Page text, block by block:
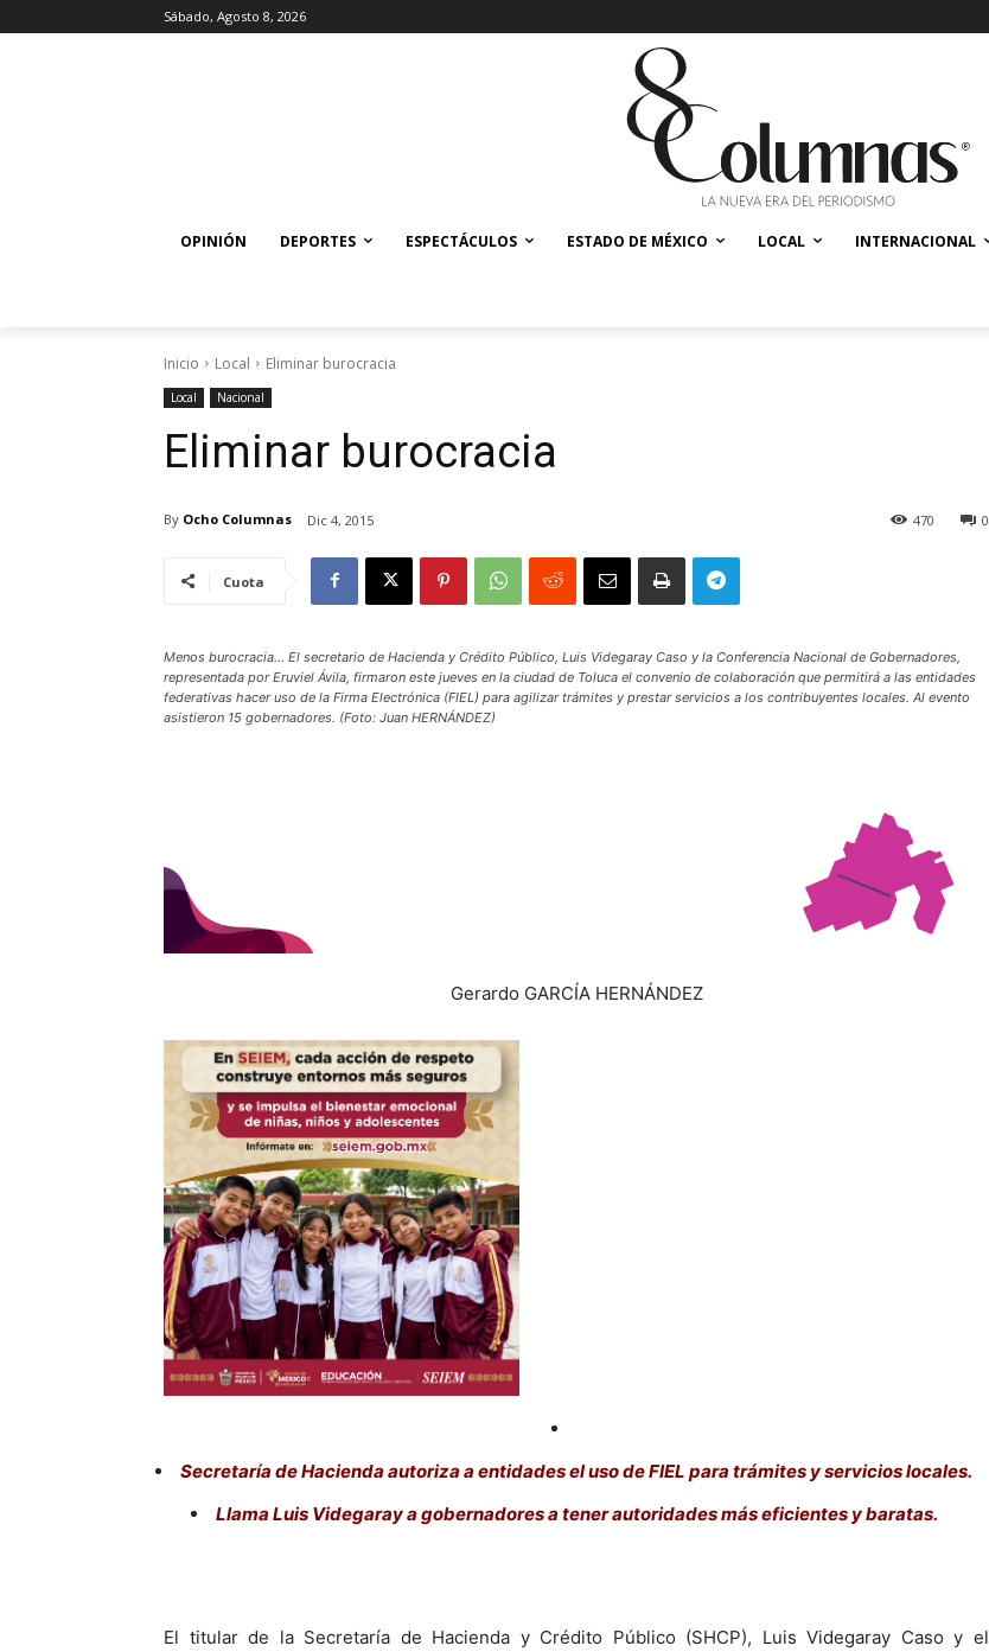
Sábado, Agosto 8, 2026
OPINIÓN DEPORTES ESPECTÁCULOS ESTADO DE MÉXICO LOCAL INTERNACIONAL
Inicio Local Eliminar burocracia
Local Nacional
Eliminar burocracia
By Ocho Columnas Dic 4, 2015 0
470
Cuota
Menos burocracia… El secretario de Hacienda y Crédito Público, Luis Videgaray Caso y la Conferencia Nacional de Gobernadores,
representada por Eruviel Ávila, firmaron este jueves en la ciudad de Toluca el convenio de colaboración que permitirá a las entidades
federativas hacer uso de la Firma Electrónica (FIEL) para agilizar trámites y prestar servicios a los contribuyentes locales. Al evento
asistieron 15 gobernadores. (Foto: Juan HERNÁNDEZ)
Gerardo GARCÍA HERNÁNDEZ
Secretaría de Hacienda autoriza a entidades el uso de FIEL para trámites y servicios locales.
Llama Luis Videgaray a gobernadores a tener autoridades más eficientes y baratas.
El titular de la Secretaría de Hacienda y Crédito Público (SHCP), Luis Videgaray Caso y el